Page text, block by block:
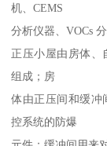
机、CEMS
分析仪器、VOCs
正压小屋由房体、
组成；房
体由正压间和缓冲
控系统的防爆